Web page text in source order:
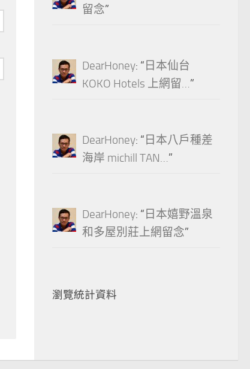
留念”
DearHoney: “ 日本仙台
KOKO Hotels 上網留…”
DearHoney: “ 日本八戶種差
海岸 michill TAN…”
DearHoney: “ 日本嬉野溫泉
和多屋別莊上網留念”
瀏覽統計資料